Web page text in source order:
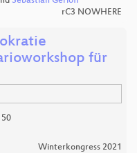
rC3 NOWHERE
für
50
Winterkongress 2021